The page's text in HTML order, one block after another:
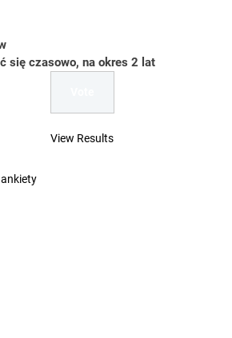
Uwaga Dębieńsko –
Ilu mieszkańców ma
Dość komentowania
się czasowo, na okres 2 lat
View Results